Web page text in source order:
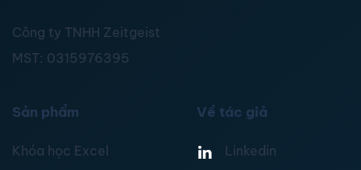
Công ty TNHH Zeitgeist
MST: 0315976395
Sản phẩm
Khóa học Excel
Về tác giả
Linkedin